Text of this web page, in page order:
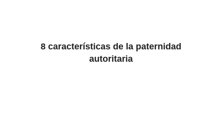
8 características de la paternidad
autoritaria